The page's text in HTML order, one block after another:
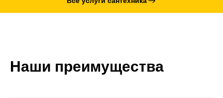
Наши преимущества